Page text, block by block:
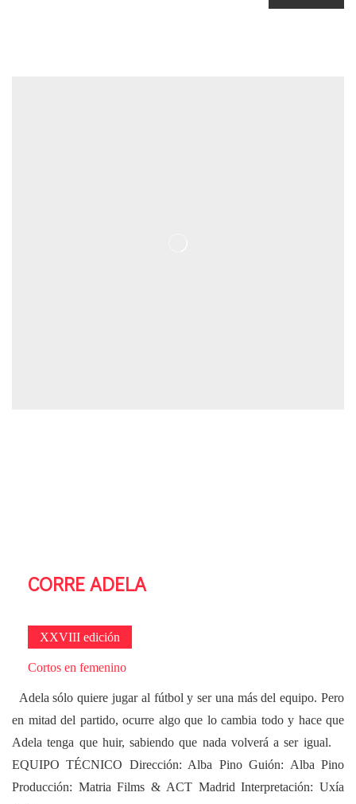
CORRE ADELA
XXVIII edición
Cortos en femenino
Adela sólo quiere jugar al fútbol y ser una más del equipo. Pero
en mitad del partido, ocurre algo que lo cambia todo y hace que
Adela tenga que huir, sabiendo que nada volverá a ser igual.
EQUIPO TÉCNICO Dirección: Alba Pino Guión: Alba Pino
Producción: Matria Films & ACT Madrid Interpretación: Uxía